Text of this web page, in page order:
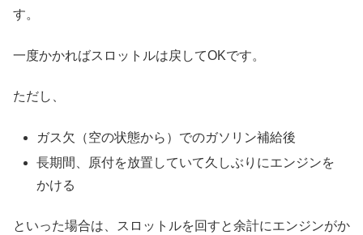
す。
一度かかればスロットルは戻してOKです。
ただし、
ガス欠（空の状態から）でのガソリン補給後
長期間、原付を放置していて久しぶりにエンジンを
かける
といった場合は、スロットルを回すと余計にエンジンがか